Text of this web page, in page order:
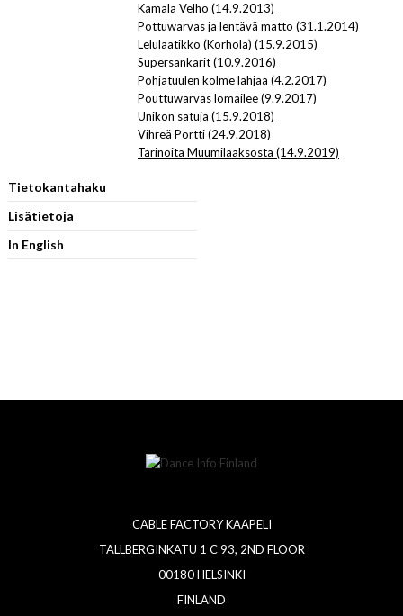
Kamala Velho (14.9.2013)
Pottuwarvas ja lentävä matto (31.1.2014)
Lelulaatikko (Korhola) (15.9.2015)
Supersankarit (10.9.2016)
Pohjatuulen kolme lahjaa (4.2.2017)
Pouttuwarvas lomailee (9.9.2017)
Unikon satuja (15.9.2018)
Vihreä Portti (24.9.2018)
Tarinoita Muumilaaksosta (14.9.2019)
Tietokantahaku
Lisätietoja
In English
CABLE FACTORY KAAPELI
TALLBERGINKATU 1 C 93, 2ND FLOOR
00180 HELSINKI
FINLAND